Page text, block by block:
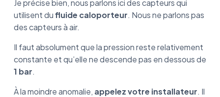
Je précise bien, nous parlons ici des capteurs qui
utilisent dufluide caloporteur. Nous ne parlons pas
des capteurs à air.
Il faut absolument que la pression reste relativement
constante et qu’elle ne descende pas en dessous de
1 bar.
À la moindre anomalie, appelez votre installateur. Il